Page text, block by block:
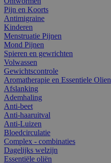
Pijn en Koorts
Antimigraine
Kinderen
Menstruatie Pijnen
Mond Pijnen
Spieren en gewrichten
Volwassen
Gewichtscontrole
Aromatherapie en Essentiele Olien
Afslanking
Ademhaling
Anti-beet
Anti-haaruitval
Anti-Luizen
Bloedcirculatie
Complex - combinaties
Dagelijks welzijn
Essentiële oliën